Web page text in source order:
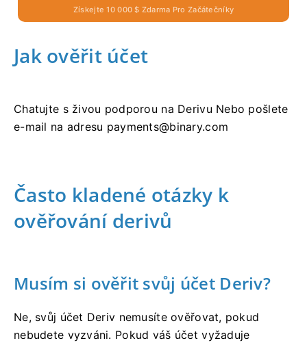
Získejte 10 000 $ Zdarma Pro Začátečníky
Jak ověřit účet
Chatujte s živou podporou na Derivu Nebo pošlete
e-mail na adresu payments@binary.com
Často kladené otázky k
ověřování derivů
Musím si ověřit svůj účet Deriv?
Ne, svůj účet Deriv nemusíte ověřovat, pokud
nebudete vyzváni. Pokud váš účet vyžaduje